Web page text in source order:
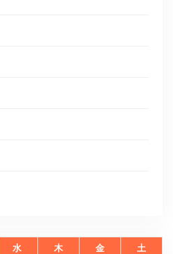
水 木 金 土